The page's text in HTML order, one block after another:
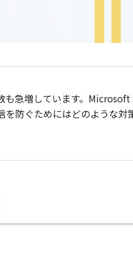
急増しています。Microsoft
防ぐためにはどのような対